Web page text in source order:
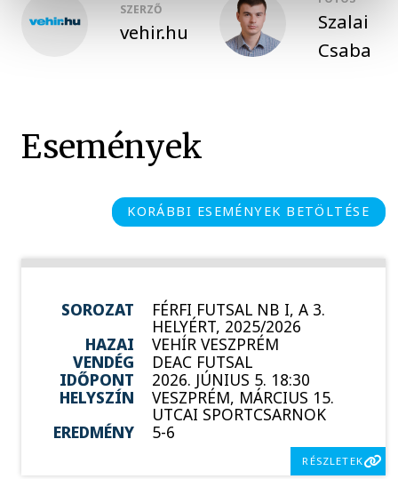
SZERZŐ
vehir.hu
Szalai
Csaba
Események
KORÁBBI ESEMÉNYEK BETÖLTÉSE
SOROZAT FÉRFI FUTSAL NB I, A 3.
HELYÉRT, 2025/2026
HAZAI
VEHÍR VESZPRÉM
VENDÉG
DEAC FUTSAL
IDŐPONT
2026. JÚNIUS 5. 18:30
HELYSZÍN
VESZPRÉM, MÁRCIUS 15.
UTCAI SPORTCSARNOK
EREDMÉNY
5-6
RÉSZLETEK